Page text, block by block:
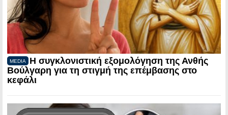
MEDIA
Η συγκλονιστική εξομολόγηση της Ανθής
Βούλγαρη για τη στιγμή της επέμβασης στο
κεφάλι